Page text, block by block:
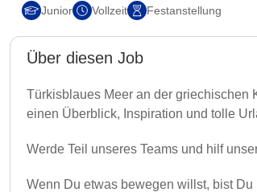
Junior Vollzeit Festanstellung
Über diesen Job
Türkisblaues Meer an der griechischen
einen Überblick, Inspiration und tolle
Werde Teil unseres Teams und hilf
Wenn Du etwas bewegen willst, bist